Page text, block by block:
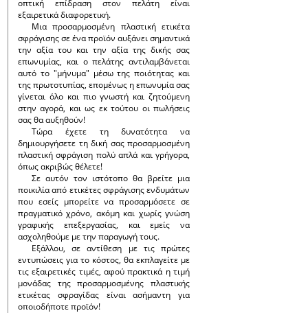
οπτική επίδραση στον πελάτη είναι
εξαιρετικά διαφορετική.
Μια προσαρμοσμένη πλαστική ετικέτα
σφράγισης σε ένα προϊόν αυξάνει σημαντικά
την αξία του και την αξία της δικής σας
επωνυμίας, και ο πελάτης αντιλαμβάνεται
αυτό το "μήνυμα" μέσω της ποιότητας και
της πρωτοτυπίας, επομένως η επωνυμία σας
γίνεται όλο και πιο γνωστή και ζητούμενη
στην αγορά, και ως εκ τούτου οι πωλήσεις
σας θα αυξηθούν!
Τώρα έχετε τη δυνατότητα να
δημιουργήσετε τη δική σας προσαρμοσμένη
πλαστική σφράγιση πολύ απλά και γρήγορα,
όπως ακριβώς θέλετε!
Σε αυτόν τον ιστότοπο θα βρείτε μια
ποικιλία από ετικέτες σφράγισης ενδυμάτων
που εσείς μπορείτε να προσαρμόσετε σε
πραγματικό χρόνο, ακόμη και χωρίς γνώση
γραφικής επεξεργασίας, και εμείς να
ασχοληθούμε με την παραγωγή τους.
Εξάλλου, σε αντίθεση με τις πρώτες
εντυπώσεις για το κόστος, θα εκπλαγείτε με
τις εξαιρετικές τιμές, αφού πρακτικά η τιμή
μονάδας της προσαρμοσμένης πλαστικής
ετικέτας σφραγίδας είναι ασήμαντη για
οποιοδήποτε προϊόν!